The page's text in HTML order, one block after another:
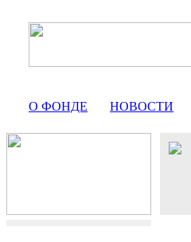
О ФОНДЕ НОВОСТИ